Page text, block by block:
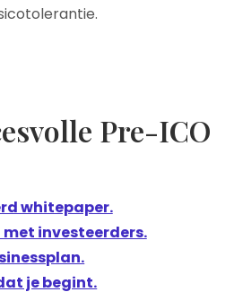
Pre-ICO
whitepaper.
investeerders.
je begint.